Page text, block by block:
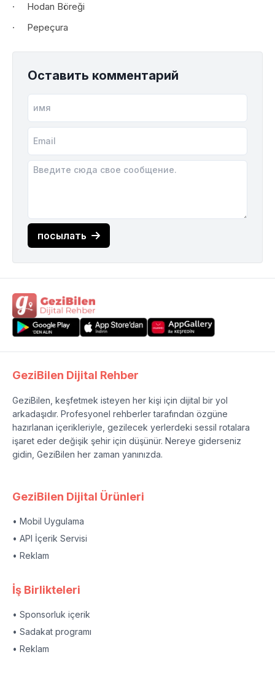
· Hodan Böreği
· Pepeçura
Оставить комментарий
посылать
GeziBilen Dijital Rehber
GeziBilen, keşfetmek isteyen her kişi için dijital bir yol
arkadaşıdır. Profesyonel rehberler tarafından özgüne
hazırlanan içerikleriyle, gezilecek yerlerdeki sessil rotalara
işaret eder değişik şehir için düşünür. Nereye giderseniz
gidin, GeziBilen her zaman yanınızda.
GeziBilen Dijital Ürünleri
• Mobil Uygulama
• API İçerik Servisi
• Reklam
İş Birlikteleri
• Sponsorluk içerik
• Sadakat programı
• Reklam